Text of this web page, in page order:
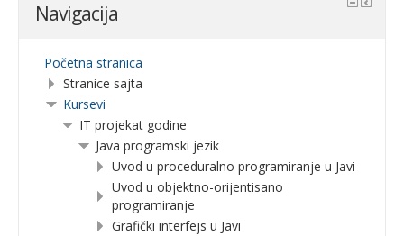
Navigacija
Početna stranica
Stranice sajta
Kursevi
IT projekat godine
Java programski jezik
Uvod u proceduralno programiranje u Javi
Uvod u objektno-orijentisano
programiranje
Grafički interfejs u Javi